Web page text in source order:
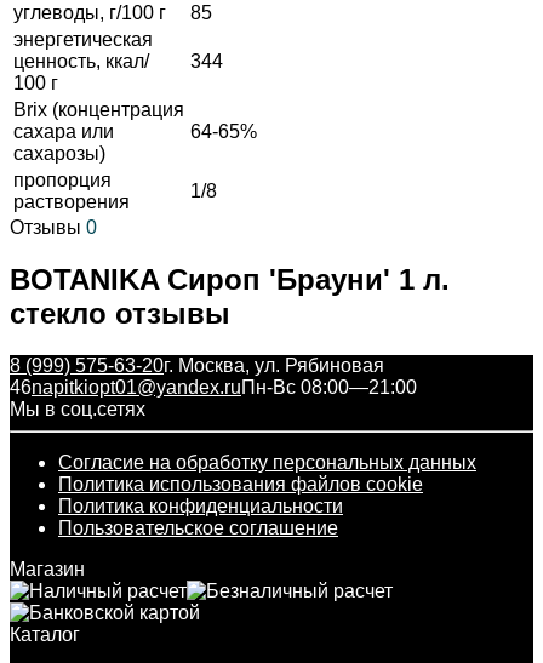
углеводы, г/100 г
85
энергетическая
ценность, ккал/
100 г
344
Brix (концентрация
сахара или
сахарозы)
64-65%
пропорция
растворения
1/8
Отзывы 0
BOTANIKA Сироп 'Брауни' 1 л.
стекло отзывы
8 (999) 575-63-20г. Москва, ул. Рябиновая
46napitkiopt01@yandex.ruПн-Вс 08:00—21:00
Мы в соц.сетях
Согласие на обработку персональных данных
Политика использования файлов cookie
Политика конфиденциальности
Пользовательское соглашение
Магазин
Каталог